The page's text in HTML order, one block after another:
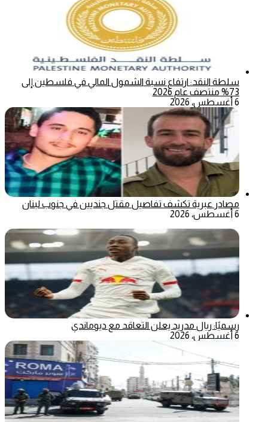
سلطة النقد: ارتفاع نسبة الشمول المالي في فلسطين إلى
73% منتصف عام 2026
6 أغسطس، 2026
مصادر عبرية تكشف تفاصيل مقتل جنديين في جنوب لبنان
6 أغسطس، 2026
رسميًا: ريال مدريد يعلن التعاقد مع ديوماندي
6 أغسطس، 2026